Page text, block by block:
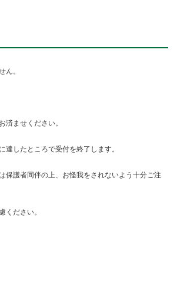
ん。
ませください。
したところで受付を終了します。
保護者同伴の上、お怪我をされないよう十分ご注
ください。